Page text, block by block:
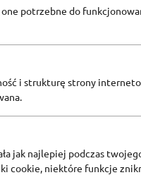
200 Converse Coins za
potrzebne do
i strukturę strony
jak najlepiej podczas
cookie, niektóre funkcje